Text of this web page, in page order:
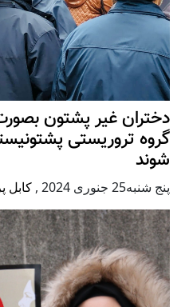
دختران غیر پشتون
گروه تروریستی
شوند
پنج شنبه25 جنوری 2024 , کابل